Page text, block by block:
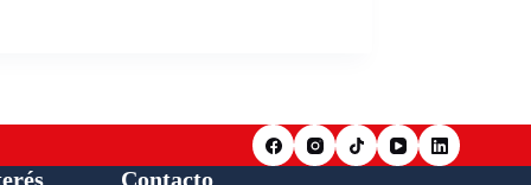
Contacto